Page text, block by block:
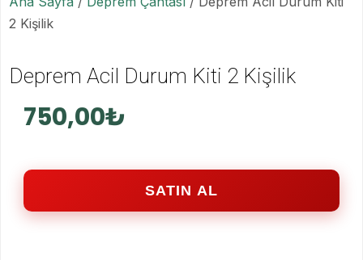
2 Kişilik
Deprem Acil Durum Kiti 2 Kişilik
750,00₺
SATIN AL